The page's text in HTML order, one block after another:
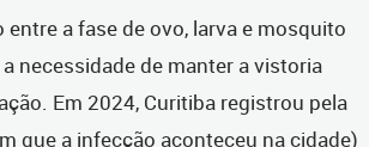
a fase de ovo, larva e mosquito
necessidade de manter a vistoria
Em 2024, Curitiba registrou pela
que a infecção aconteceu na cidade)